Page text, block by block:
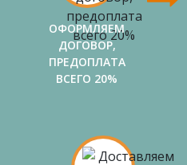
ОФОРМЛЯЕМ
ДОГОВОР,
ПРЕДОПЛАТА
ВСЕГО 20%